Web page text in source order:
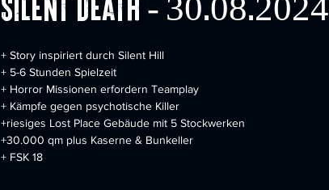
Silent Death - 30.08.2024
+ Story inspiriert durch Silent Hill
+ 5-6 Stunden Spielzeit
+ Horror Missionen erfordern Teamplay
+ Kämpfe gegen psychotische Killer
+riesiges Lost Place Gebäude mit 5 Stockwerken
+30.000 qm plus Kaserne & Bunkeller
+ FSK 18